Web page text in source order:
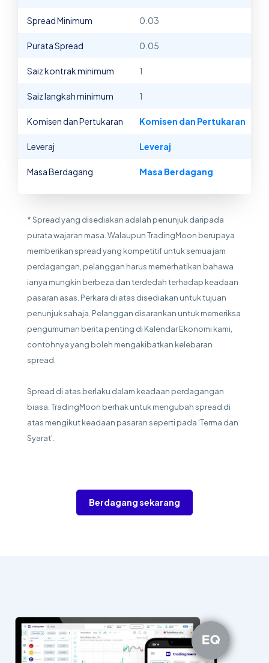
Spread Minimum 0.03
Purata Spread 0.05
Saiz kontrak minimum 1
Saiz langkah minimum 1
Komisen dan Pertukaran Komisen dan Pertukaran
Leveraj Leveraj
Masa Berdagang Masa Berdagang
* Spread yang disediakan adalah penunjuk daripada
purata wajaran masa. Walaupun TradingMoon berupaya
memberikan spread yang kompetitif untuk semua jam
perdagangan, pelanggan harus memerhatikan bahawa
ianya mungkin berbeza dan terdedah terhadap keadaan
pasaran asas. Perkara di atas disediakan untuk tujuan
penunjuk sahaja. Pelanggan disarankan untuk memeriksa
pengumuman berita penting di Kalendar Ekonomi kami,
contohnya yang boleh mengakibatkan kelebaran
spread.
Spread di atas berlaku dalam keadaan perdagangan
biasa. TradingMoon berhak untuk mengubah spread di
atas mengikut keadaan pasaran seperti pada 'Terma dan
Syarat'.
Berdagang sekarang